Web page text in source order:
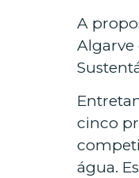
A
Algarve
cinco
água.